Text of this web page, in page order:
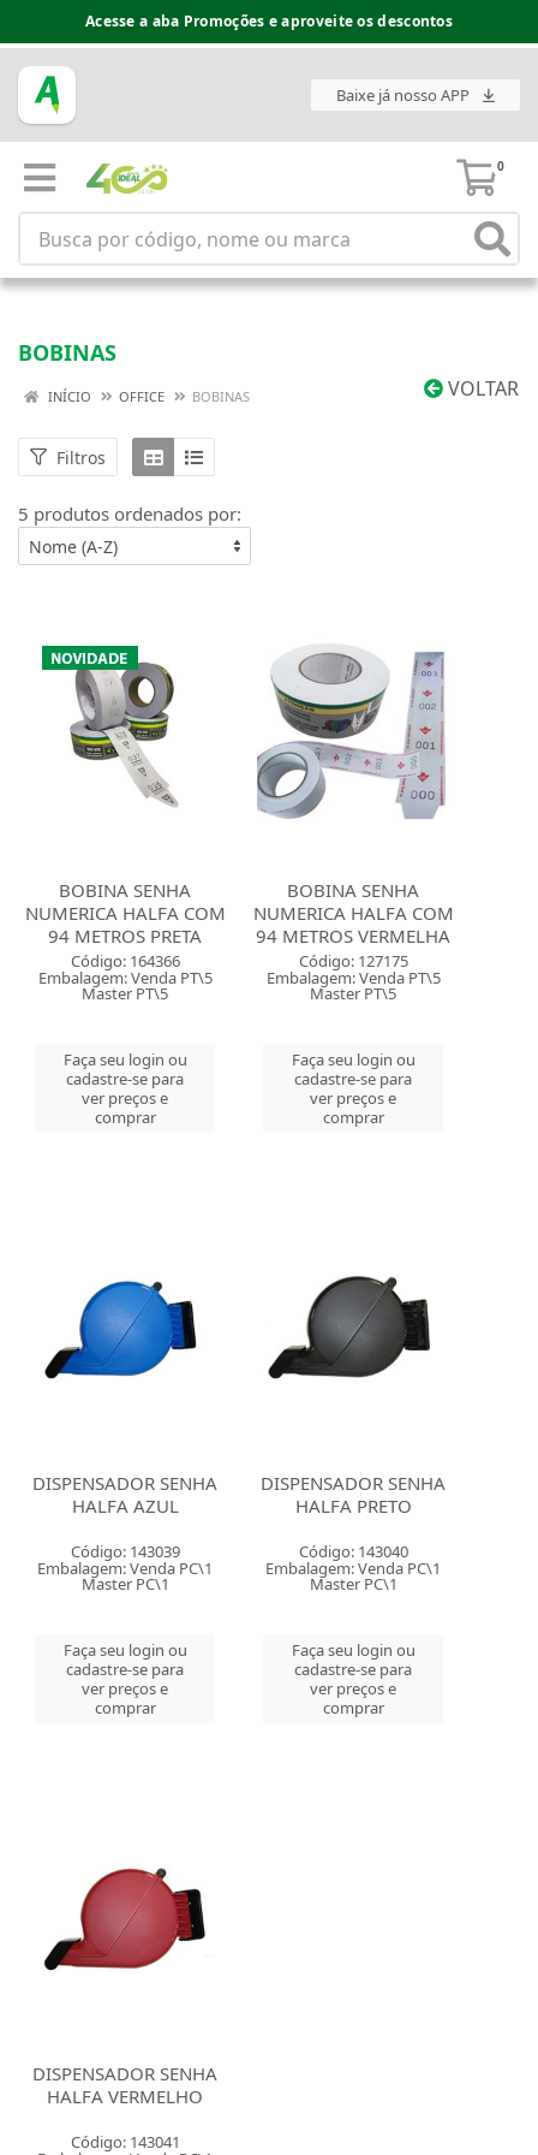
Acesse a aba Promoções e aproveite os descontos
Baixe já nosso APP
0
BOBINAS
VOLTAR
INÍCIO OFFICE BOBINAS
Filtros
5 produtos ordenados por:
BOBINA SENHA
NUMERICA HALFA COM
94 METROS PRETA
Código: 164366
Embalagem: Venda PT\5
Master PT\5
Faça seu login ou
cadastre-se para
ver preços e
comprar
BOBINA SENHA
NUMERICA HALFA COM
94 METROS VERMELHA
Código: 127175
Embalagem: Venda PT\5
Master PT\5
Faça seu login ou
cadastre-se para
ver preços e
comprar
DISPENSADOR SENHA
HALFA AZUL
Código: 143039
Embalagem: Venda PC\1
Master PC\1
Faça seu login ou
cadastre-se para
ver preços e
comprar
DISPENSADOR SENHA
HALFA PRETO
Código: 143040
Embalagem: Venda PC\1
Master PC\1
Faça seu login ou
cadastre-se para
ver preços e
comprar
DISPENSADOR SENHA
HALFA VERMELHO
Código: 143041